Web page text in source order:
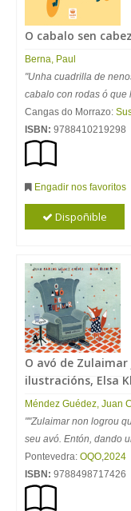
O cabalo sen
Berna, Paul
"Unha cuadrilla de
cabalo con rodas ó que
Cangas do Morrazo:
ISBN: 9788410219298
Engadir nos favoritos
Dispoñible
O avó de Zulaimar
ilustracións, Elsa
Méndez Guédez, Juan
""Zulaimar non logrou
seu avó. Entón, dando
Pontevedra: OQO,2024
ISBN: 9788498717426